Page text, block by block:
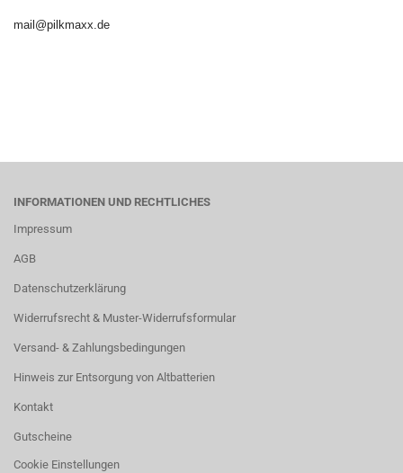
mail@pilkmaxx.de
INFORMATIONEN UND RECHTLICHES
Impressum
AGB
Datenschutzerklärung
Widerrufsrecht & Muster-Widerrufsformular
Versand- & Zahlungsbedingungen
Hinweis zur Entsorgung von Altbatterien
Kontakt
Gutscheine
Cookie Einstellungen